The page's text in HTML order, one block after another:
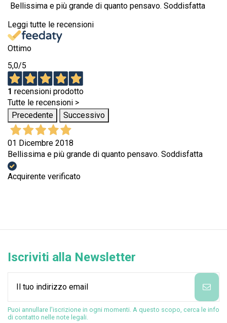
Bellissima e più grande di quanto pensavo. Soddisfatta
Leggi tutte le recensioni
Ottimo
5,0/5
1 recensioni prodotto
Tutte le recensioni >
Precedente
Successivo
01 Dicembre 2018
Bellissima e più grande di quanto pensavo. Soddisfatta
Acquirente verificato
Iscriviti alla Newsletter
Puoi annullare l'iscrizione in ogni momenti. A questo scopo, cerca le info
di contatto nelle note legali.